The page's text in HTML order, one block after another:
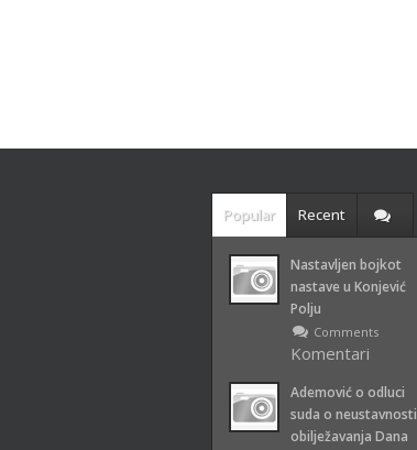
Popular Recent
Nastavljen bojkot
nastave u Konjević
Polju
Komentari
za Nastavljen
bojkot nastave u
Konjević Polju
Comments
Ademović o odluci
suda o neustavnosti
obilježavanja Dana